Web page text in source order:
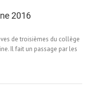
2016
de troisièmes du collège
Il fait un passage par les